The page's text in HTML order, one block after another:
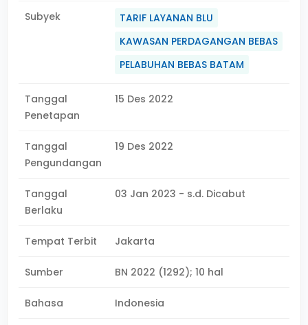
Subyek
TARIF LAYANAN BLU
KAWASAN PERDAGANGAN BEBAS
PELABUHAN BEBAS BATAM
Tanggal
Penetapan
15 Des 2022
Tanggal
Pengundangan
19 Des 2022
Tanggal
Berlaku
03 Jan 2023 - s.d. Dicabut
Tempat Terbit Jakarta
Sumber BN 2022 (1292); 10 hal
Bahasa Indonesia